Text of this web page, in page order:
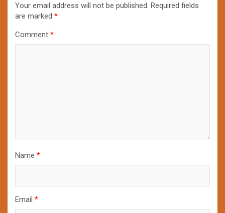
Your email address will not be published. Required fields
are marked *
Comment *
Name *
Email *